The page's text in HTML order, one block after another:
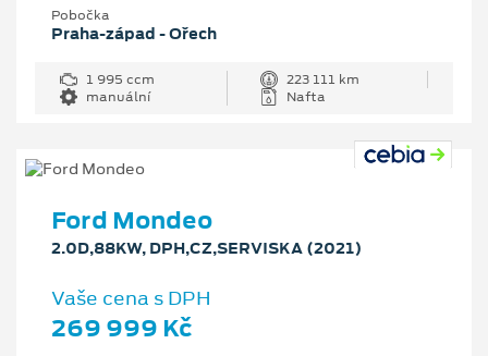
Pobočka
Praha-západ - Ořech
1 995 ccm
223 111 km
manuální
Nafta
Ford Mondeo
2.0D,88KW, DPH,CZ,SERVISKA (2021)
Vaše cena s DPH
269 999 Kč